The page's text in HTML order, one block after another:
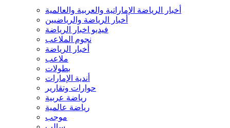
أخبار الرياضة الإماراتية والعربية والعالمية
أخبار الرياضة والرياضيين
فيديو اخبار الرياضة
نجوم الملاعب
أخبار الرياضة
ملاعب
بطولات
أندية الإمارات
حوارات وتقارير
رياضة عربية
رياضة عالمية
موجب